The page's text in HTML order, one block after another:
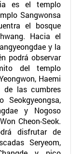
es el templo
Sangwonsa
el bosque
Hacia el
y la
podrá observar
del templo
Haemi
de las cumbres
Seokgyeongsa,
y Nogoso
Cheon-Seok.
disfrutar de
Seryeom,